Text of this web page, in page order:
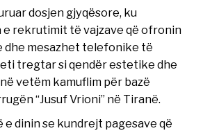
dosjen gjyqësore, ku
e rekrutimit të vajzave që ofronin
dhe mesazhet telefonike të
tregtar si qendër estetike dhe
vetëm kamuflim për bazë
“Jusuf Vrioni” në Tiranë.
e dinin se kundrejt pagesave që